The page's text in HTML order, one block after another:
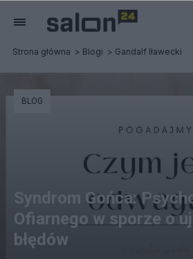
Strona główna Blogi Gandalf Iławecki
BLOG
Syndrom Gońca:
Ofiarnego w sporze o
błędów